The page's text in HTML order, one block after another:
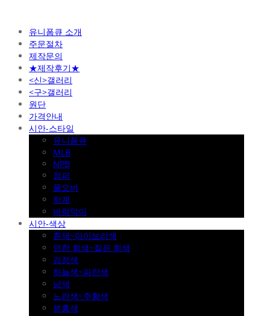
유니폼큐 소개
주문절차
제작문의
★제작후기★
<신>갤러리
<구>갤러리
원단
가격안내
시안-스타일
유니폼큐
MLB
NPB
점퍼
풀오버
하계
바람막이
시안-색상
흰색~아이보리색
연한 회색~짙은 회색
검정색
하늘색~파란색
남색
노란색~주황색
분홍색